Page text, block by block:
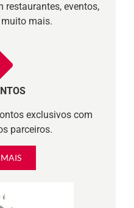
restaurantes, eventos,
mais.
exclusivos com
parceiros.